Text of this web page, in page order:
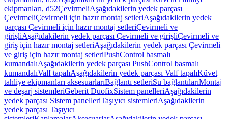
ekipmanları, d52ÇevirmeliAşağıdakilerin yedek parçası
ÇevirmeliÇevirmeli için hazır montaj setleriAşağıdakilerin yedek
parçası Çevirmeli için hazır montaj setleriÇevirmeli ve
girişliAşağıdakilerin yedek parçası Çevirmeli ve girişliÇevirmeli ve
giriş için hazır montaj setleriAşağıdakilerin yedek parçası Çevirmeli
ve giriş için hazır montaj setleriPushControl basmalı
kumandalıAşağıdakilerin yedek parçası PushControl basmalı
kumandalıValf tapalıAşağıdakilerin yedek parçası Valf tapalıKüvet
tahliye ekipmanları aksesuarlarıBağlantı setleriSu bağlantılarıMontaj
ve deşarj sistemleriGeberit DuofixSistem panelleriAşağıdakilerin
yedek parçası Sistem panelleriTaşıyıcı sistemleriAşağıdakilerin
yedek parçası Taşıyıcı